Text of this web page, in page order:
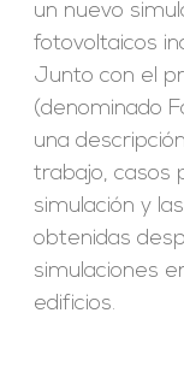
un nuevo
fotovoltaicos
Junto con el
(denominado
una
trabajo, casos
simulación y
obtenidas
simulaciones
edificios.